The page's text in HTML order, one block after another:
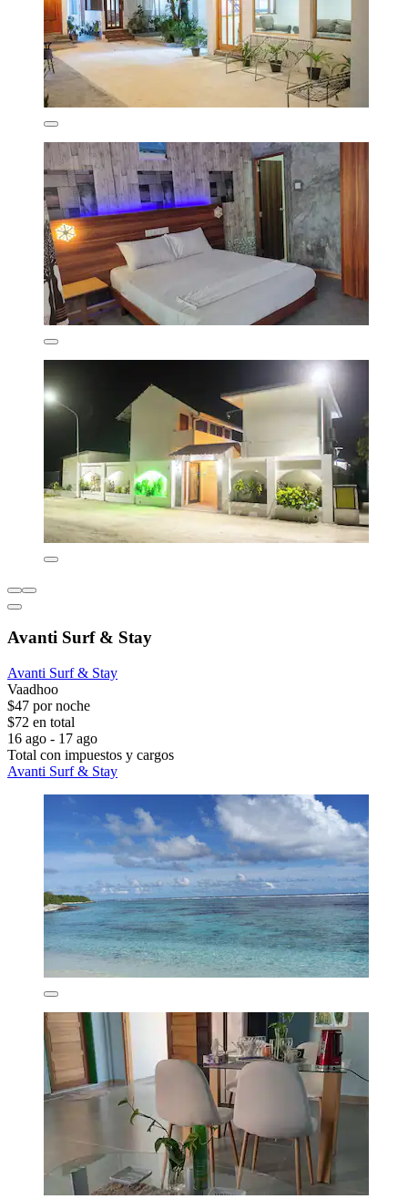
Avanti Surf & Stay
Avanti Surf & Stay
Vaadhoo
$47 por noche
$72 en total
16 ago - 17 ago
Total con impuestos y cargos
Avanti Surf & Stay